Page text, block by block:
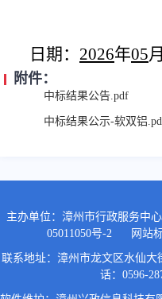
日期： 2026年05月
附件：
中标结果公告.pdf
中标结果公示-软双铝
主办单位：漳州市行政服务中
05011050号-2
网站
联系地址：漳州市龙文区水仙大
话：0596-